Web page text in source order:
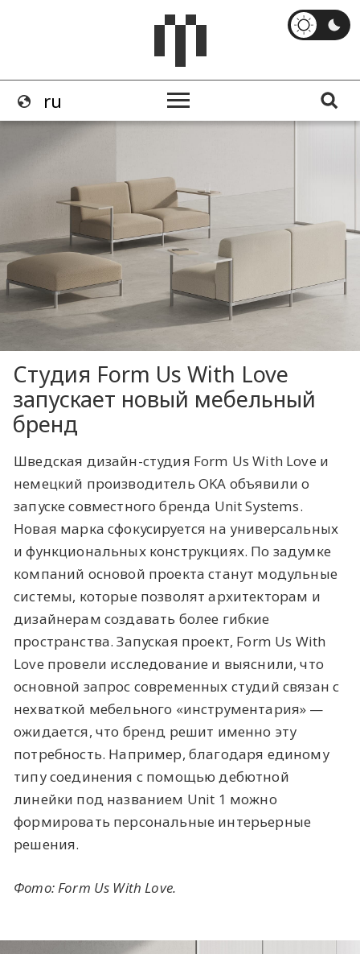
Студия Form Us With Love
запускает новый мебельный
бренд
Шведская дизайн-студия Form Us With Love и
немецкий производитель OKA объявили о
запуске совместного бренда Unit Systems.
Новая марка сфокусируется на универсальных
и функциональных конструкциях. По задумке
компаний основой проекта станут модульные
системы, которые позволят архитекторам и
дизайнерам создавать более гибкие
пространства. Запуская проект, Form Us With
Love провели исследование и выяснили, что
основной запрос современных студий связан с
нехваткой мебельного «инструментария» —
ожидается, что бренд решит именно эту
потребность. Например, благодаря единому
типу соединения с помощью дебютной
линейки под названием Unit 1 можно
формировать персональные интерьерные
решения.
Фото: Form Us With Love.